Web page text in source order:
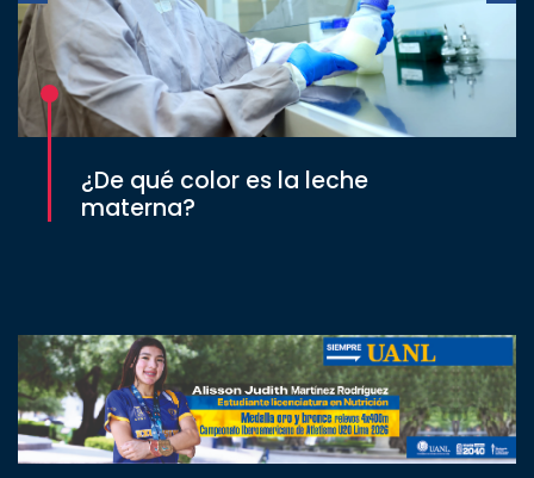
¿De qué color es la leche
materna?